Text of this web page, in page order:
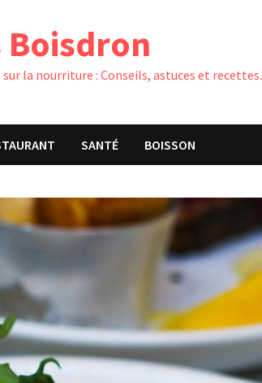
Boisdron
la nourriture : Conseils, astuces et recettes.
SANTÉ BOISSON